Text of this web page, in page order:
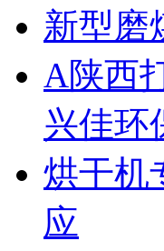
新型磨
A陕西
兴佳环
烘干机
应